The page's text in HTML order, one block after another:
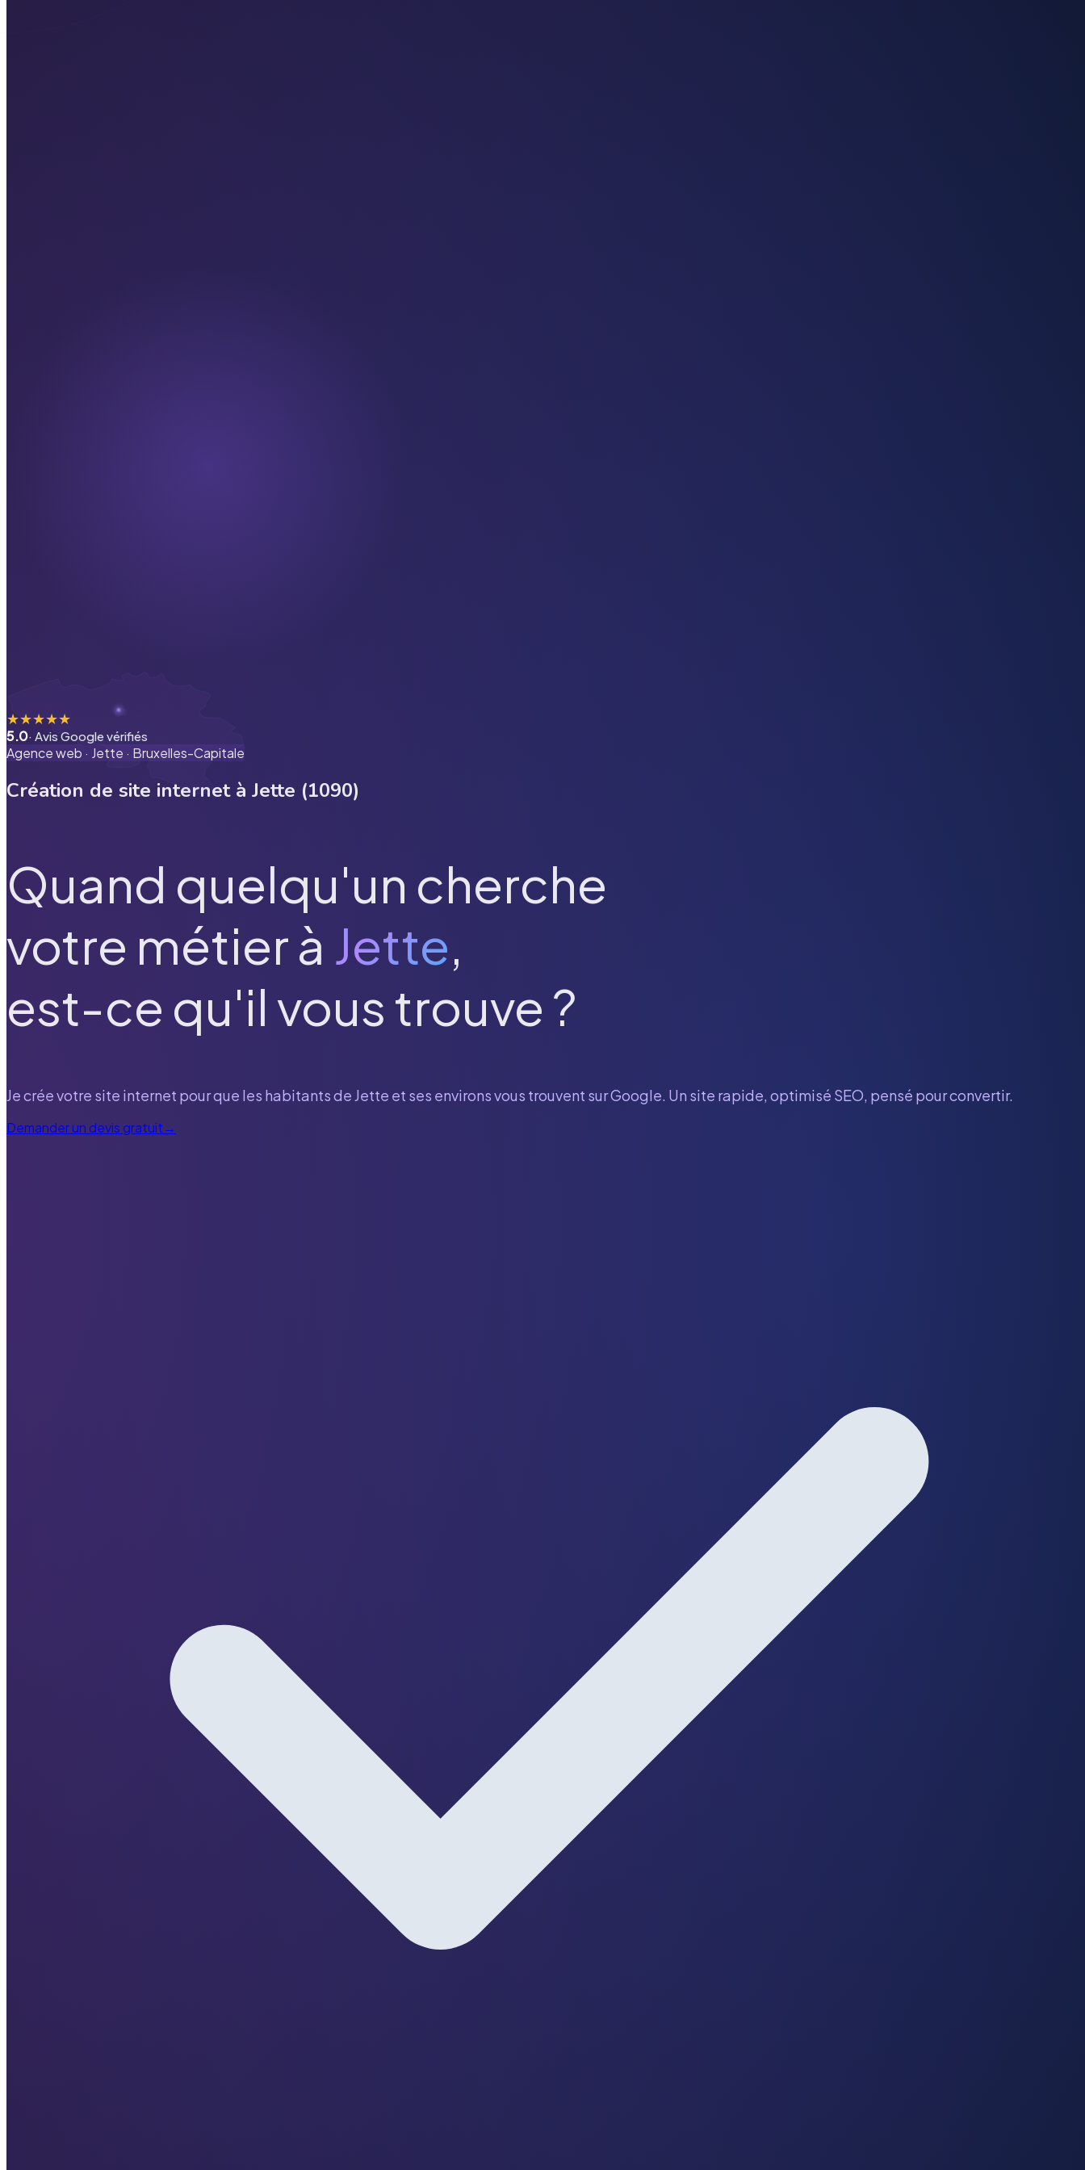
★★★★★
5.0· Avis Google vérifiés
Agence web · Jette · Bruxelles-Capitale
Création de site internet à Jette (1090)
Quand quelqu'un cherche
votre métier à Jette,
est-ce qu'il vous trouve ?
Je crée votre site internet pour que les habitants de Jette et ses environs vous trouvent sur Google. Un site rapide, optimisé SEO, pensé pour convertir.
Demander un devis gratuit→